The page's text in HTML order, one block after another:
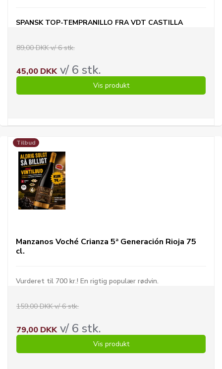
SPANSK TOP-TEMPRANILLO FRA VDT CASTILLA
89,00 DKK v/ 6 stk.
45,00 DKKv/ 6 stk.
Vis produkt
Tilbud
Manzanos Voché Crianza 5ª Generación Rioja 75
cl.
Vurderet til 700 kr.! En rigtig populær rødvin.
159,00 DKK v/ 6 stk.
79,00 DKKv/ 6 stk.
Vis produkt